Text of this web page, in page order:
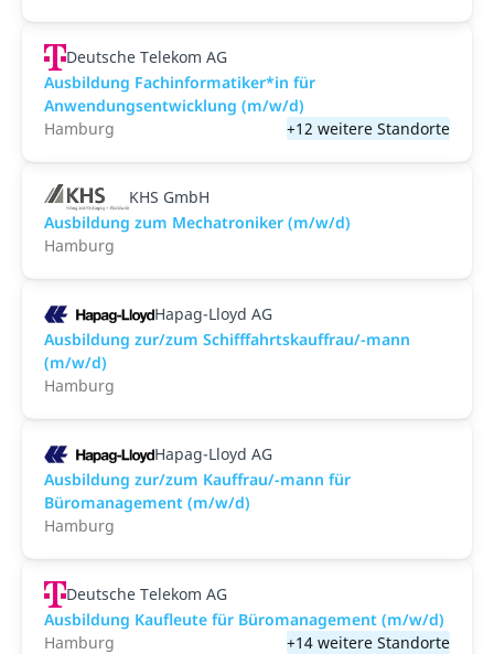
Deutsche Telekom AG
Ausbildung Fachinformatiker*in für
Anwendungsentwicklung (m/w/d)
Hamburg
+12 weitere Standorte
KHS GmbH
Ausbildung zum Mechatroniker (m/w/d)
Hamburg
Hapag-Lloyd AG
Ausbildung zur/zum Schifffahrtskauffrau/-mann
(m/w/d)
Hamburg
Hapag-Lloyd AG
Ausbildung zur/zum Kauffrau/-mann für
Büromanagement (m/w/d)
Hamburg
Deutsche Telekom AG
Ausbildung Kaufleute für Büromanagement (m/w/d)
Hamburg
+14 weitere Standorte